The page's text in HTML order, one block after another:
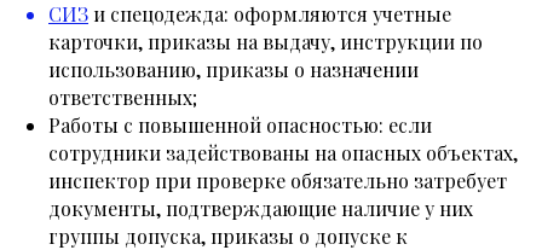
СИЗ и спецодежда: оформляются учетные
карточки, приказы на выдачу, инструкции по
использованию, приказы о назначении
ответственных;
Работы с повышенной опасностью: если
сотрудники задействованы на опасных объектах,
инспектор при проверке обязательно затребует
документы, подтверждающие наличие у них
группы допуска, приказы о допуске к